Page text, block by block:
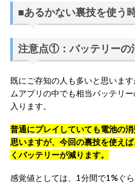
■あるかない裏技を使う
注意点①：バッテリーの
既にご存知の人も多いと思いま
ムアプリの中でも相当バッテリ
入ります。
普通にプレイしていても電池の
思いますが、今回の裏技を使え
くバッテリーが減ります。
感覚値としては、1分間で1%ぐ